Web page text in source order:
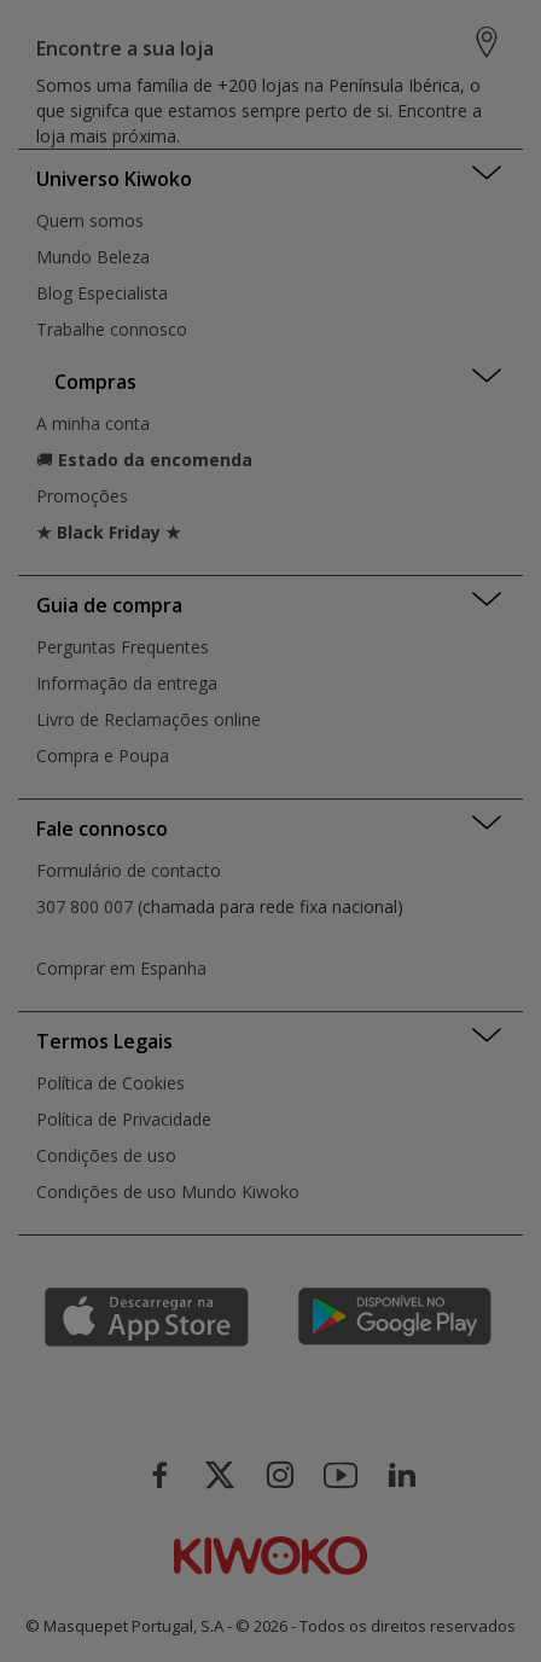
Encontre a sua loja
Somos uma família de +200 lojas na Península Ibérica, o
que signifca que estamos sempre perto de si. Encontre a
loja mais próxima.
Universo Kiwoko
Quem somos
Mundo Beleza
Blog Especialista
Trabalhe connosco
Compras
A minha conta
🚚 Estado da encomenda
Promoções
★ Black Friday ★
Guia de compra
Perguntas Frequentes
Informação da entrega
Livro de Reclamações online
Compra e Poupa
Fale connosco
Formulário de contacto
307 800 007 (chamada para rede fixa nacional)
Comprar em Espanha
Termos Legais
Política de Cookies
Política de Privacidade
Condições de uso
Condições de uso Mundo Kiwoko
© Masquepet Portugal, S.A - © 2026 - Todos os direitos reservados